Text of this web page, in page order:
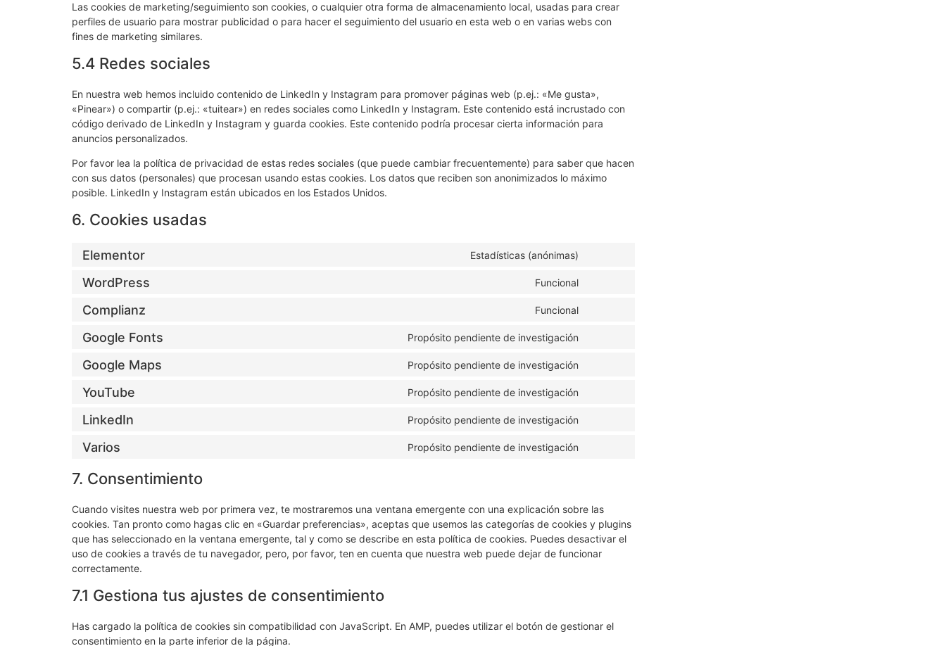
Las cookies de marketing/seguimiento son cookies, o cualquier otra forma de almacenamiento local, usadas para crear
perfiles de usuario para mostrar publicidad o para hacer el seguimiento del usuario en esta web o en varias webs con
fines de marketing similares.
5.4 Redes sociales
En nuestra web hemos incluido contenido de LinkedIn y Instagram para promover páginas web (p.ej.: «Me gusta»,
«Pinear») o compartir (p.ej.: «tuitear») en redes sociales como LinkedIn y Instagram. Este contenido está incrustado con
código derivado de LinkedIn y Instagram y guarda cookies. Este contenido podría procesar cierta información para
anuncios personalizados.
Por favor lea la política de privacidad de estas redes sociales (que puede cambiar frecuentemente) para saber que hacen
con sus datos (personales) que procesan usando estas cookies. Los datos que reciben son anonimizados lo máximo
posible. LinkedIn y Instagram están ubicados en los Estados Unidos.
6. Cookies usadas
Elementor Estadísticas (anónimas)
WordPress Funcional
Complianz Funcional
Google Fonts Propósito pendiente de investigación
Google Maps Propósito pendiente de investigación
YouTube Propósito pendiente de investigación
LinkedIn Propósito pendiente de investigación
Varios Propósito pendiente de investigación
7. Consentimiento
Cuando visites nuestra web por primera vez, te mostraremos una ventana emergente con una explicación sobre las
cookies. Tan pronto como hagas clic en «Guardar preferencias», aceptas que usemos las categorías de cookies y plugins
que has seleccionado en la ventana emergente, tal y como se describe en esta política de cookies. Puedes desactivar el
uso de cookies a través de tu navegador, pero, por favor, ten en cuenta que nuestra web puede dejar de funcionar
correctamente.
7.1 Gestiona tus ajustes de consentimiento
Has cargado la política de cookies sin compatibilidad con JavaScript. En AMP, puedes utilizar el botón de gestionar el
consentimiento en la parte inferior de la página.